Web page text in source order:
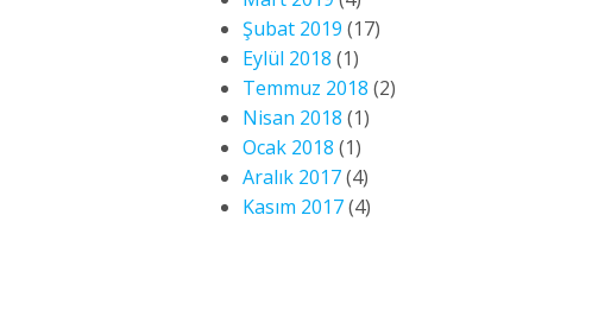
Şubat 2019 (17)
Eylül 2018 (1)
Temmuz 2018 (2)
Nisan 2018 (1)
Ocak 2018 (1)
Aralık 2017(4)
Kasım 2017(4)